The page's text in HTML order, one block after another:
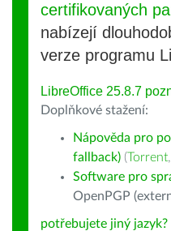
certifikovaných
nabízejí
verze programu
LibreOffice 25.8.7
Doplňkové stažení:
Nápověda pro
fallback) (Torrent,
Software pro
OpenPGP
potřebujete jiný jazyk?